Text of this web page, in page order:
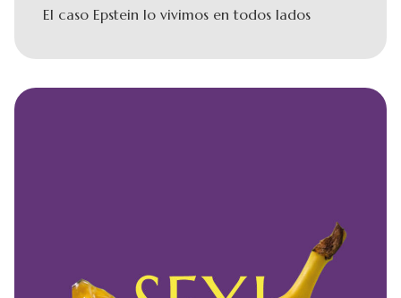
El caso Epstein lo vivimos en todos lados